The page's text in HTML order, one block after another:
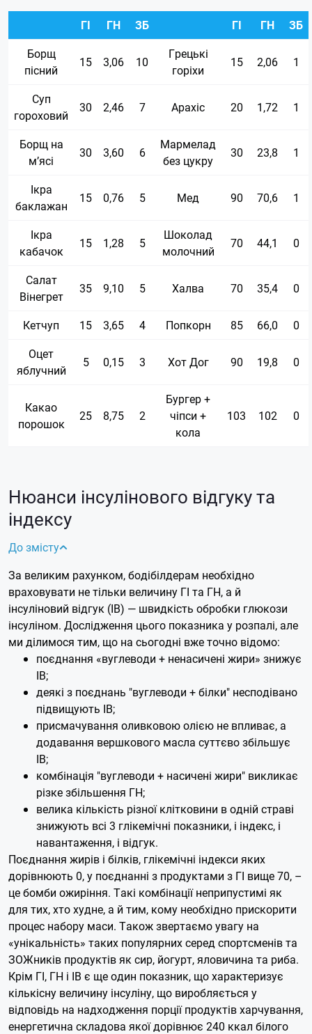
ГІ ГН ЗБ ГІ ГН
ЗБ
Борщ
пісний
15 3,06 10
Грецькі
горіхи
15 2,06 1
Суп
гороховий
30 2,46 7 Арахіс 20 1,72 1
Борщ на
м’ясі
30 3,60 6
Мармелад
без цукру
30 23,8 1
Ікра
баклажан
15 0,76 5 Мед 90 70,6 1
Ікра
кабачок
15 1,28 5
Шоколад
молочний
70 44,1 0
Салат
Вінегрет
35 9,10 5 Халва 70 35,4 0
Кетчуп 15 3,65 4 Попкорн 85 66,0
0
Оцет
яблучний
5 0,15 3 Хот Дог 90 19,8 0
Какао
порошок
25 8,75 2
Бургер +
чіпси +
кола
103 102 0
Нюанси інсулінового відгуку та
індексу
До змісту
За великим рахунком, бодібілдерам необхідно
враховувати не тільки величину ГІ та ГН, а й
інсуліновий відгук (ІВ) — швидкість обробки глюкози
інсуліном. Дослідження цього показника у розпалі, але
ми ділимося тим, що на сьогодні вже точно відомо:
поєднання «вуглеводи + ненасичені жири» знижує
ІВ;
деякі з поєднань "вуглеводи + білки" несподівано
підвищують ІВ;
присмачування оливковою олією не впливає, а
додавання вершкового масла суттєво збільшує
ІВ;
комбінація "вуглеводи + насичені жири" викликає
різке збільшення ГН;
велика кількість різної клітковини в одній страві
знижують всі 3 глікемічні показники, і індекс, і
навантаження, і відгук.
Поєднання жирів і білків, глікемічні індекси яких
дорівнюють 0, у поєднанні з продуктами з ГІ вище 70, –
це бомби ожиріння. Такі комбінації неприпустимі як
для тих, хто худне, а й тим, кому необхідно прискорити
процес набору маси. Також звертаємо увагу на
«унікальність» таких популярних серед спортсменів та
ЗОЖників продуктів як сир, йогурт, яловичина та риба.
Крім ГІ, ГН і ІВ є ще один показник, що характеризує
кількісну величину інсуліну, що виробляється у
відповідь на надходження порції продуктів харчування,
енергетична складова якої дорівнює 240 ккал білого